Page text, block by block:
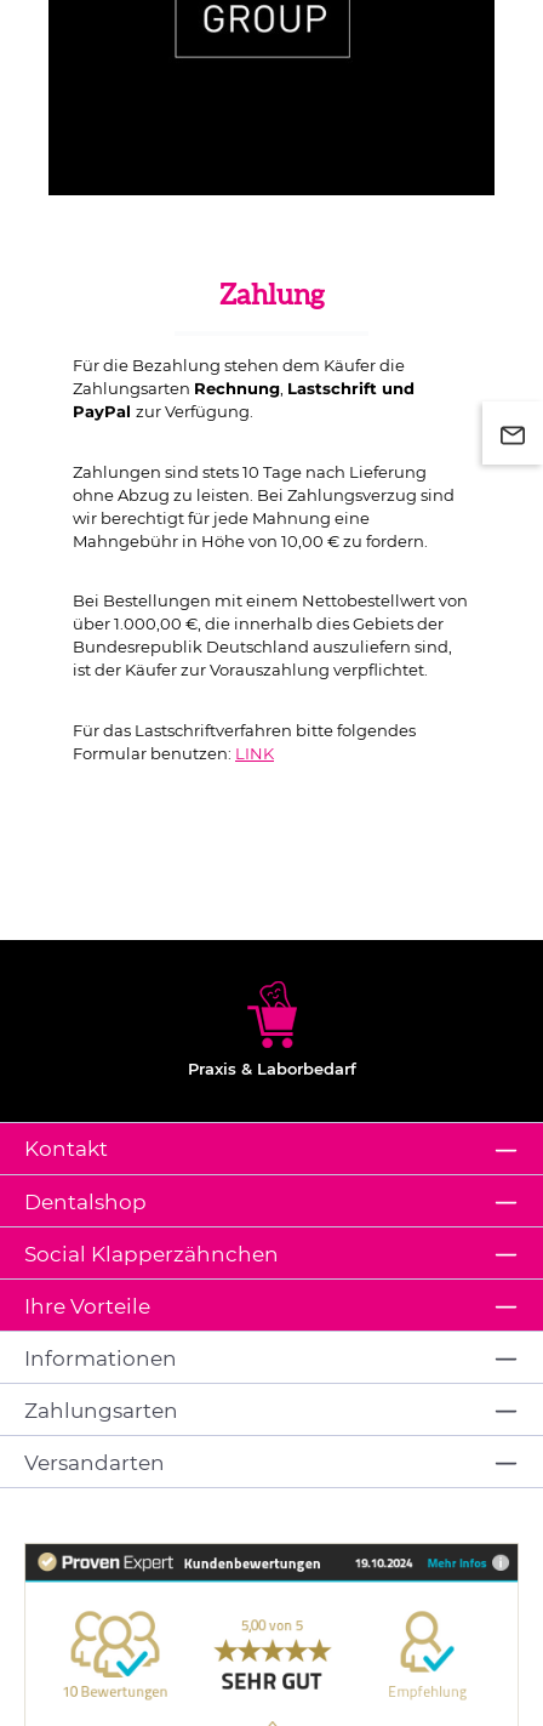
Zahlung
Für die Bezahlung stehen dem Käufer die
Zahlungsarten Rechnung, Lastschrift und
PayPal zur Verfügung.
Zahlungen sind stets 10 Tage nach Lieferung
ohne Abzug zu leisten. Bei Zahlungsverzug sind
wir berechtigt für jede Mahnung eine
Mahngebühr in Höhe von 10,00 € zu fordern.
Bei Bestellungen mit einem Nettobestellwert von
über 1.000,00 €, die innerhalb dies Gebiets der
Bundesrepublik Deutschland auszuliefern sind,
ist der Käufer zur Vorauszahlung verpflichtet.
Für das Lastschriftverfahren bitte folgendes
Formular benutzen: LINK
Praxis & Laborbedarf
Kontakt
Dentalshop
Ihre Vorteile
Social Klapperzähnchen
Informationen
Zahlungsarten
Versandarten